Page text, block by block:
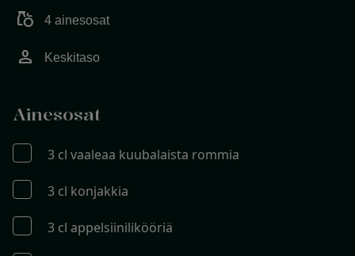
grocery 4 ainesosat
person Keskitaso
Ainesosat
3 cl vaaleaa kuubalaista rommia
3 cl konjakkia
3 cl appelsiinilikööriä